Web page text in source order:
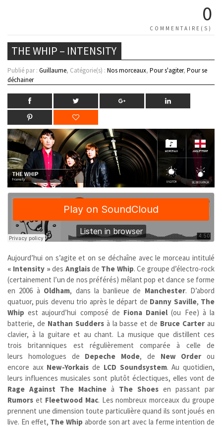
0
COMMENTAIRE(S)
THE WHIP – INTENSITY
Publié par : Guillaume, Catégorie(s) : Nos morceaux, Pour s'agiter, Pour se
déchainer
Aujourd’hui on s’agite et on se déchaîne avec le morceau intitulé
« Intensity » des Anglaisde The Whip. Ce groupe d’électro-rock
(certainement l’un de nos préférés) mêlant pop et dance se forme
en 2006 à Oldham, dans la banlieue de Manchester. D’abord
quatuor, puis devenu trio après le départ de Danny Saville, The
Whip est aujourd’hui composé de Fiona Daniel (ou Fee) à la
batterie, de Nathan Suddersà la basse et de Bruce Carter au
clavier, à la guitare et au chant. La musique que distillent ces
trois britanniques est régulièrement comparée à celle de
leurs homologues de Depeche Mode, de New Order ou
encore aux New-Yorkais de LCD Soundsystem. Au quotidien,
leurs influences musicales sont plutôt éclectiques, elles vont de
Rage Against The Machine à The Shoes en passant par
Rumors et Fleetwood Mac. Les nombreux morceaux du groupe
prennent une dimension toute particulière quand ils sont joués en
live. En effet, The Whip aborde son art avec la ferme intention de